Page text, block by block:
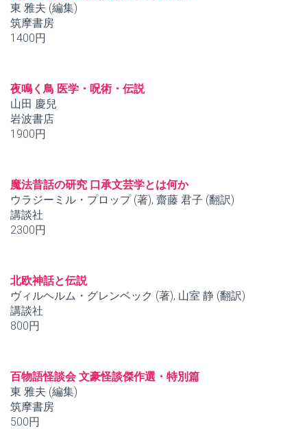
東 雅夫 (編集)
筑摩書房
1400円
夜鳴く鳥 医学・呪術・伝説
山田 慶兒
岩波書店
1900円
魔法昔話の研究 口承文芸学とは何か
ウラジーミル・プロップ (著), 齋藤 君子 (翻訳)
講談社
2300円
北欧神話と伝説
ヴィルヘルム・グレンベック (著), 山室 静 (翻訳)
講談社
800円
百物語怪談会 文豪怪談傑作選・特別篇
東 雅夫 (編集)
筑摩書房
500円